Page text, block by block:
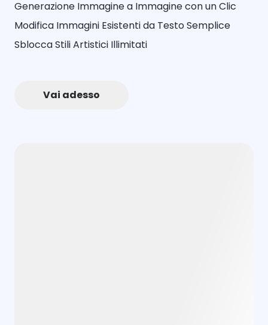
Generazione Immagine a Immagine con un Clic
Modifica Immagini Esistenti da Testo Semplice
Sblocca Stili Artistici Illimitati
Vai adesso